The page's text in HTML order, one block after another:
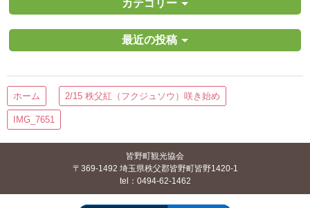
カテゴリー
最近の投稿
ホーム 2/15 秩父紅（フクジュソウ）咲き始め
IMG_7651
皆野町観光協会
〒369-1492 埼玉県秩父郡皆野町皆野1420-1
tel：0494-62-1462